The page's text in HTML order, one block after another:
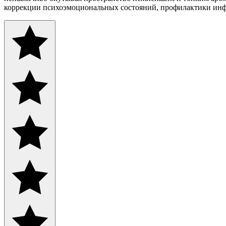
коррекции психоэмоциональных состояний, профилактики